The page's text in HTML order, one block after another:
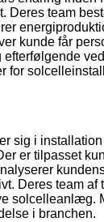
team
kunde får
for
sig i
er tilpasset
Deres team
solcelleanlæg.
i branchen.